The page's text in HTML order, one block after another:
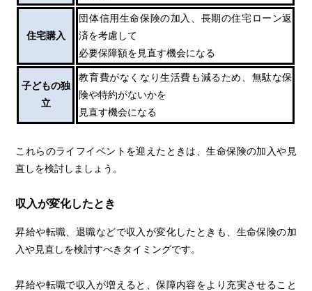
住宅購入
団体信用生命保険の加入、長期の住宅ローン返
済を考慮して
必要保障額を見直す機会になる
子どもの独
立
教育費がなくなり生活費も減るため、無駄な保
険や特約がないかを
見直す機会になる
これらのライフイベントを迎えたときは、生命保険の加入や見
直しを検討しましょう。
収入が変化したとき
昇給や転職、退職などで収入が変化したときも、生命保険の加
入や見直しを検討すべきタイミングです。
昇給や転職で収入が増えると、保障内容をより充実させること